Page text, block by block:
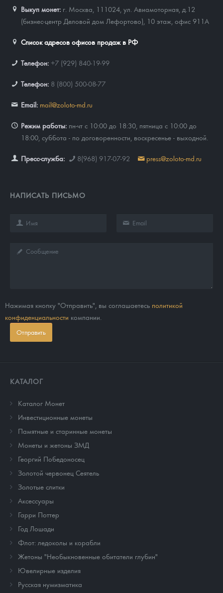
Выкуп монет: г. Москва, 111024, ул. Авиамоторная, д.12
(бизнес-центр Деловой дом Лефортово), 10 этаж, офис 911А
Список адресов офисов продаж в РФ
Телефон: +7 (929) 840-19-99
Телефон: 8 (800) 500-08-77
Email: mail@zoloto-md.ru
Режим работы: пн-чт с 10:00 до 18:30, пятница с 10:00 до
18:00, суббота - по договоренности, воскресенье - выходной.
Пресс-служба: 8(968) 917-07-92 press@zoloto-md.ru
НАПИСАТЬ ПИСЬМО
Нажимая кнопку "Отправить", вы соглашаетесь политикой
конфиденциальности компании.
Отправить
КАТАЛОГ
Каталог Монет
Инвестиционные монеты
Памятные и старинные монеты
Монеты и жетоны ЗМД
Георгий Победоносец
Золотой червонец Сеятель
Золотые слитки
Аксессуары
Гарри Поттер
Год Лошади
Флот: ледоколы и корабли
Жетоны "Необыкновенные обитатели глубин"
Ювелирные изделия
Русская нумизматика